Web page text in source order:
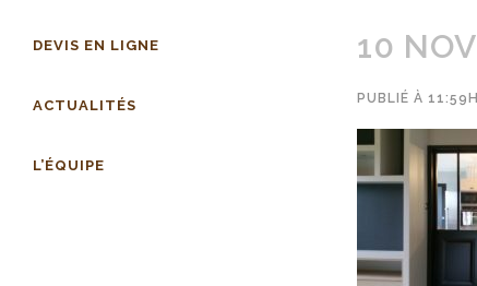
DEVIS EN LIGNE
ACTUALITÉS
L’ÉQUIPE
10 NOV
PUBLIÉ À 11:59H